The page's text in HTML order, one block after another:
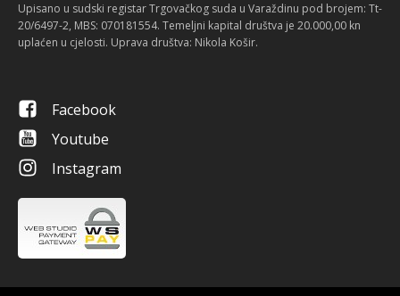
Upisano u sudski registar Trgovačkog suda u Varaždinu pod brojem: Tt-
20/6497-2, MBS: 070181554. Temeljni kapital društva je 20.000,00 kn
uplaćen u cjelosti. Uprava društva: Nikola Košir.
Facebook
Youtube
Instagram